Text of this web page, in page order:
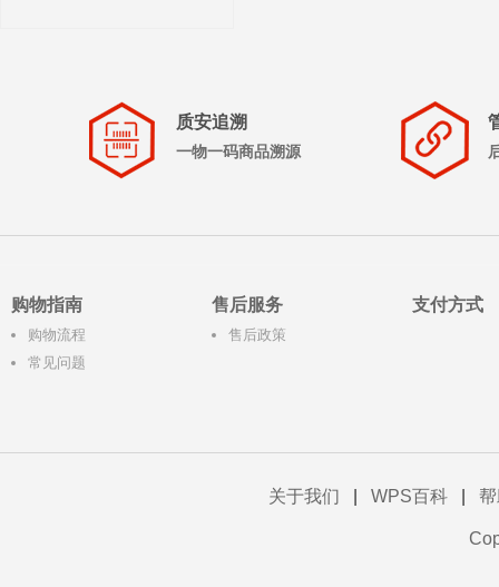
质安追溯
一物一码商品溯源
购物指南
购物流程
常见问题
售后服务
售后政策
支付方式
关于我们 WPS百科